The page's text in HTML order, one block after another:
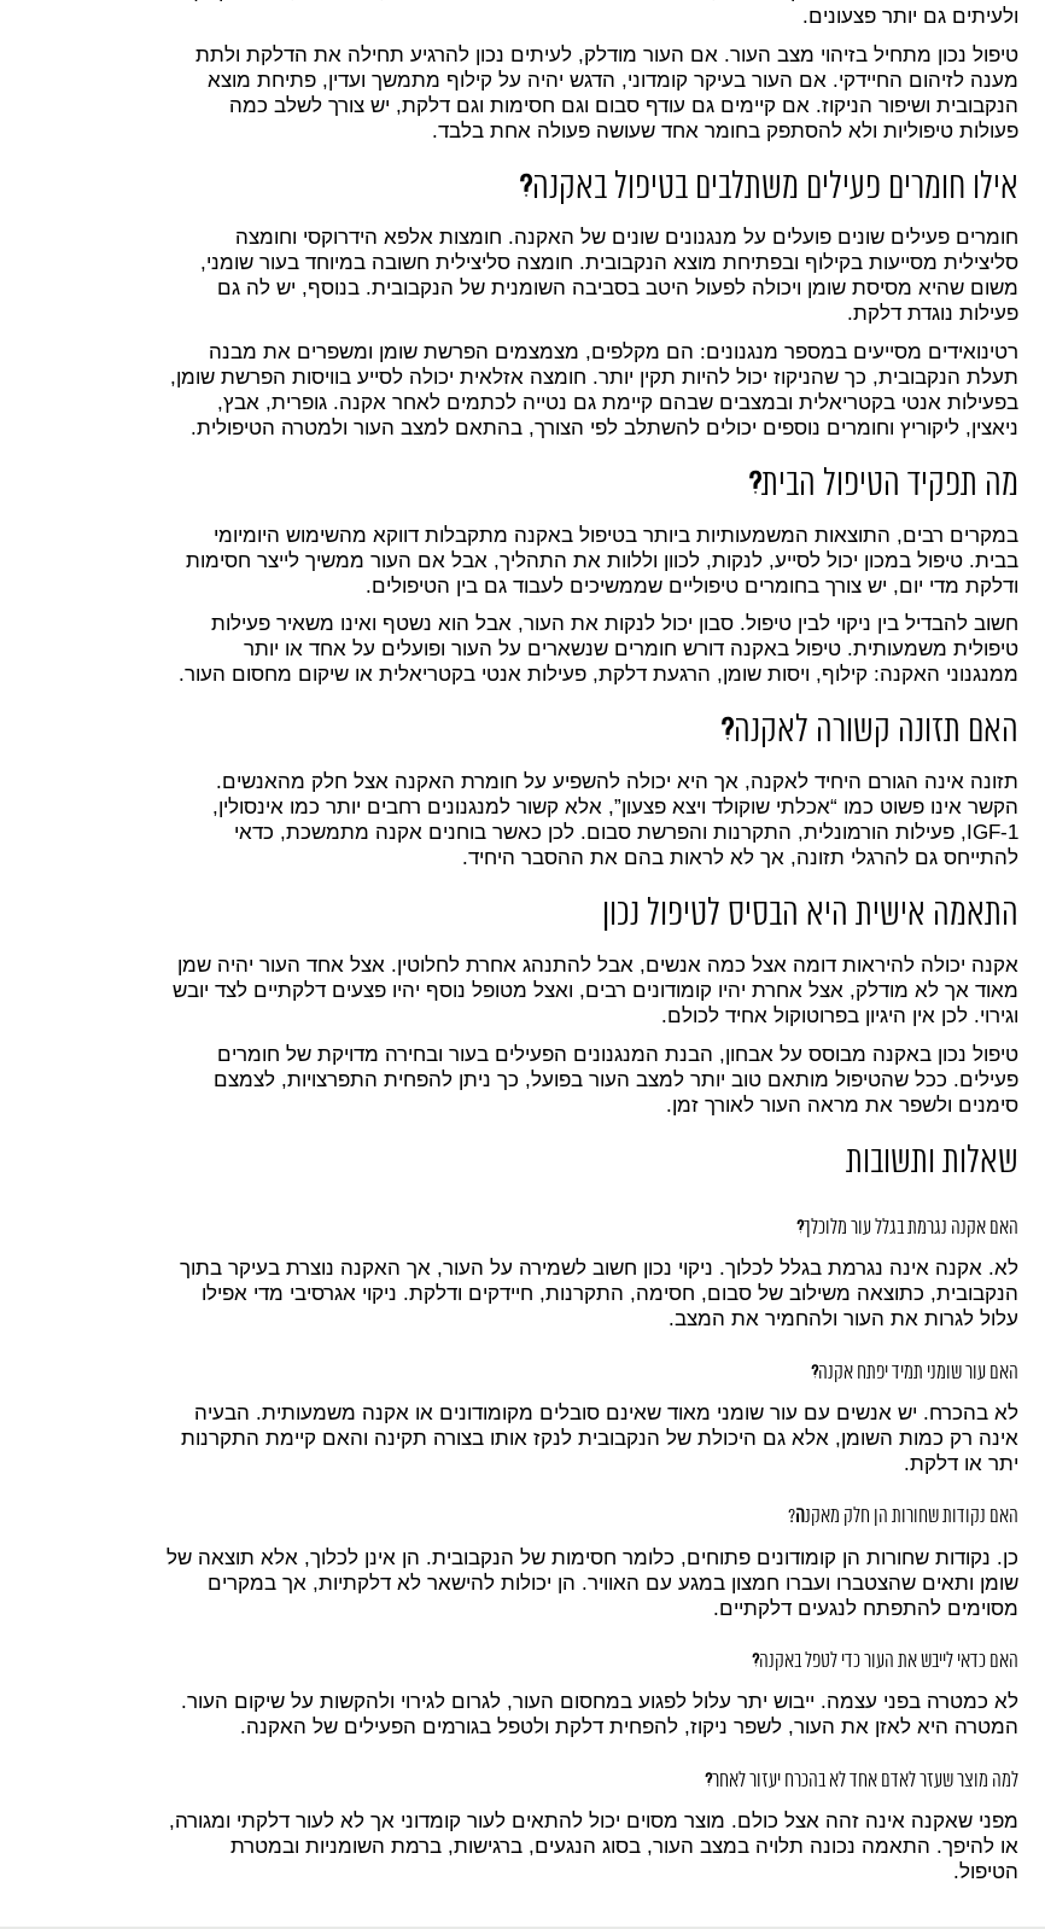
ולעיתים גם יותר פצעונים.
טיפול נכון מתחיל בזיהוי מצב העור. אם העור מודלק, לעיתים נכון להרגיע תחילה את הדלקת ולתת
מענה לזיהום החיידקי. אם העור בעיקר קומדוני, הדגש יהיה על קילוף מתמשך ועדין, פתיחת מוצא
הנקבובית ושיפור הניקוז. אם קיימים גם עודף סבום וגם חסימות וגם דלקת, יש צורך לשלב כמה
פעולות טיפוליות ולא להסתפק בחומר אחד שעושה פעולה אחת בלבד.
אילו חומרים פעילים משתלבים בטיפול באקנה?
חומרים פעילים שונים פועלים על מנגנונים שונים של האקנה. חומצות אלפא הידרוקסי וחומצה
סליצילית מסייעות בקילוף ובפתיחת מוצא הנקבובית. חומצה סליצילית חשובה במיוחד בעור שומני,
משום שהיא מסיסת שומן ויכולה לפעול היטב בסביבה השומנית של הנקבובית. בנוסף, יש לה גם
פעילות נוגדת דלקת.
רטינואידים מסייעים במספר מנגנונים: הם מקלפים, מצמצמים הפרשת שומן ומשפרים את מבנה
תעלת הנקבובית, כך שהניקוז יכול להיות תקין יותר. חומצה אזלאית יכולה לסייע בוויסות הפרשת שומן,
בפעילות אנטי בקטריאלית ובמצבים שבהם קיימת גם נטייה לכתמים לאחר אקנה. גופרית, אבץ,
ניאצין, ליקוריץ וחומרים נוספים יכולים להשתלב לפי הצורך, בהתאם למצב העור ולמטרה הטיפולית.
מה תפקיד הטיפול הבית?
במקרים רבים, התוצאות המשמעותיות ביותר בטיפול באקנה מתקבלות דווקא מהשימוש היומיומי
בבית. טיפול במכון יכול לסייע, לנקות, לכוון וללוות את התהליך, אבל אם העור ממשיך לייצר חסימות
ודלקת מדי יום, יש צורך בחומרים טיפוליים שממשיכים לעבוד גם בין הטיפולים.
חשוב להבדיל בין ניקוי לבין טיפול. סבון יכול לנקות את העור, אבל הוא נשטף ואינו משאיר פעילות
טיפולית משמעותית. טיפול באקנה דורש חומרים שנשארים על העור ופועלים על אחד או יותר
ממנגנוני האקנה: קילוף, ויסות שומן, הרגעת דלקת, פעילות אנטי בקטריאלית או שיקום מחסום העור.
האם תזונה קשורה לאקנה?
תזונה אינה הגורם היחיד לאקנה, אך היא יכולה להשפיע על חומרת האקנה אצל חלק מהאנשים.
הקשר אינו פשוט כמו “אכלתי שוקולד ויצא פצעון”, אלא קשור למנגנונים רחבים יותר כמו אינסולין,
IGF-1, פעילות הורמונלית, התקרנות והפרשת סבום. לכן כאשר בוחנים אקנה מתמשכת, כדאי
להתייחס גם להרגלי תזונה, אך לא לראות בהם את ההסבר היחיד.
התאמה אישית היא הבסיס לטיפול נכון
אקנה יכולה להיראות דומה אצל כמה אנשים, אבל להתנהג אחרת לחלוטין. אצל אחד העור יהיה שמן
מאוד אך לא מודלק, אצל אחרת יהיו קומודונים רבים, ואצל מטופל נוסף יהיו פצעים דלקתיים לצד יובש
וגירוי. לכן אין היגיון בפרוטוקול אחיד לכולם.
טיפול נכון באקנה מבוסס על אבחון, הבנת המנגנונים הפעילים בעור ובחירה מדויקת של חומרים
פעילים. ככל שהטיפול מותאם טוב יותר למצב העור בפועל, כך ניתן להפחית התפרצויות, לצמצם
סימנים ולשפר את מראה העור לאורך זמן.
שאלות ותשובות
האם אקנה נגרמת בגלל עור מלוכלך?
לא. אקנה אינה נגרמת בגלל לכלוך. ניקוי נכון חשוב לשמירה על העור, אך האקנה נוצרת בעיקר בתוך
הנקבובית, כתוצאה משילוב של סבום, חסימה, התקרנות, חיידקים ודלקת. ניקוי אגרסיבי מדי אפילו
עלול לגרות את העור ולהחמיר את המצב.
האם עור שומני תמיד יפתח אקנה?
לא בהכרח. יש אנשים עם עור שומני מאוד שאינם סובלים מקומודונים או אקנה משמעותית. הבעיה
אינה רק כמות השומן, אלא גם היכולת של הנקבובית לנקז אותו בצורה תקינה והאם קיימת התקרנות
יתר או דלקת.
האם נקודות שחורות הן חלק מאקנה?
כן. נקודות שחורות הן קומודונים פתוחים, כלומר חסימות של הנקבובית. הן אינן לכלוך, אלא תוצאה של
שומן ותאים שהצטברו ועברו חמצון במגע עם האוויר. הן יכולות להישאר לא דלקתיות, אך במקרים
מסוימים להתפתח לנגעים דלקתיים.
האם כדאי לייבש את העור כדי לטפל באקנה?
לא כמטרה בפני עצמה. ייבוש יתר עלול לפגוע במחסום העור, לגרום לגירוי ולהקשות על שיקום העור.
המטרה היא לאזן את העור, לשפר ניקוז, להפחית דלקת ולטפל בגורמים הפעילים של האקנה.
למה מוצר שעזר לאדם אחד לא בהכרח יעזור לאחר?
מפני שאקנה אינה זהה אצל כולם. מוצר מסוים יכול להתאים לעור קומדוני אך לא לעור דלקתי ומגורה,
או להיפך. התאמה נכונה תלויה במצב העור, בסוג הנגעים, ברגישות, ברמת השומניות ובמטרת
הטיפול.